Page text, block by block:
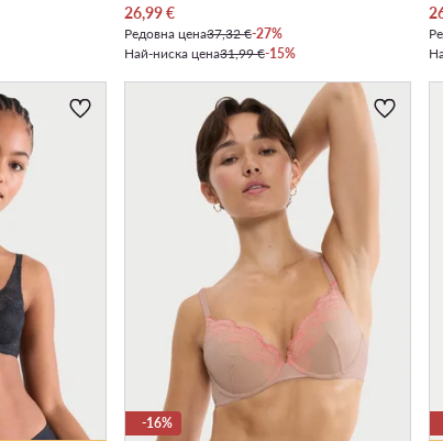
Актуална цена
26,99€
Редовна цена37,32 €-27%
Най-ниска цена31,99 €-15%
-16%